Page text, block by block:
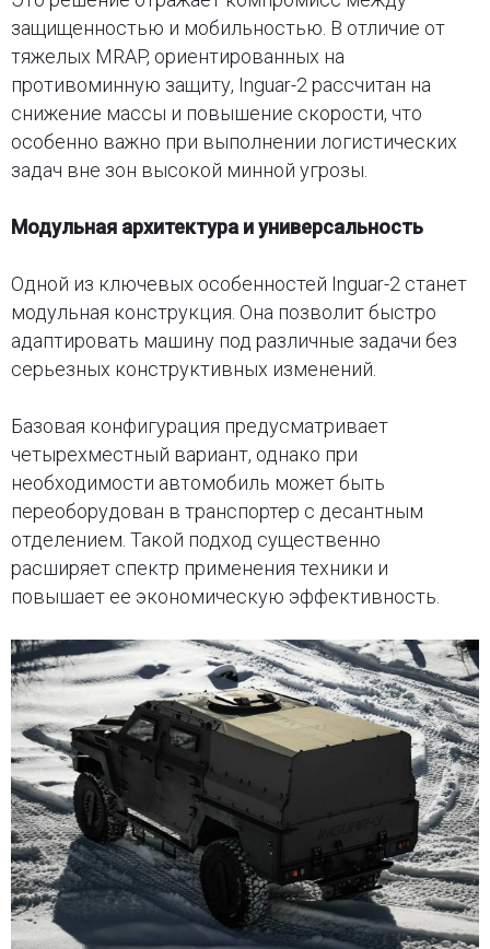
защищенностью и мобильностью. В отличие от
тяжелых MRAP, ориентированных на
противоминную защиту, Inguar-2 рассчитан на
снижение массы и повышение скорости, что
особенно важно при выполнении логистических
задач вне зон высокой минной угрозы.
Модульная архитектура и универсальность
Одной из ключевых особенностей Inguar-2 станет
модульная конструкция. Она позволит быстро
адаптировать машину под различные задачи без
серьезных конструктивных изменений.
Базовая конфигурация предусматривает
четырехместный вариант, однако при
необходимости автомобиль может быть
переоборудован в транспортер с десантным
отделением. Такой подход существенно
расширяет спектр применения техники и
повышает ее экономическую эффективность.